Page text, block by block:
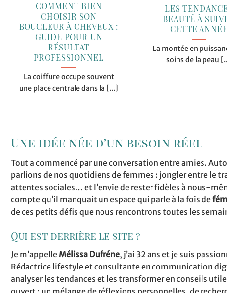
COMMENT BIEN
CHOISIR SON
BOUCLEUR À CHEVEUX :
GUIDE POUR UN
RÉSULTAT
PROFESSIONNEL
La coiffure occupe souvent
une place centrale dans la [...]
LES
BEAUTÉ À
CETTE ANNÉE
La montée en
soins de la peau
Une idée née d’un besoin réel
Tout a commencé par une conversation entre amies.
parlions de nos quotidiens de femmes : jongler entre le
attentes sociales… et l’envie de rester fidèles à nous-
compte qu’il manquait un espace qui parle à la fois de
de ces petits défis que nous rencontrons toutes les
Qui est derrière le site ?
Je m’appelle Mélissa Dufréne, j’ai 32 ans et je suis
Rédactrice lifestyle et consultante en communication
analyser les tendances et les transformer en conseils